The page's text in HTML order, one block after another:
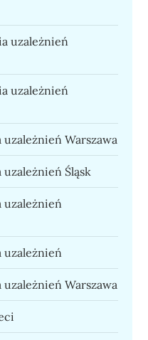
uzależnień
uzależnień
Warszawa
Śląsk
uzależnień
uzależnień
Warszawa